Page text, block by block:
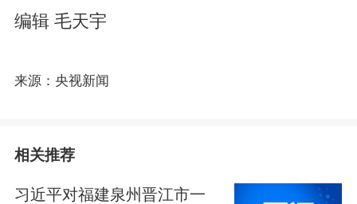
编辑 毛天宇
来源：央视新闻
相关推荐
习近平对福建泉州晋江市一